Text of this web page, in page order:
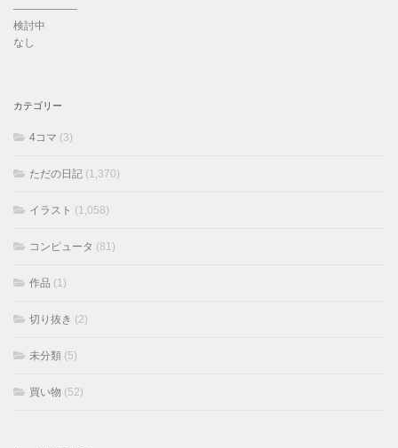
——————
検討中
なし
カテゴリー
4コマ (3)
ただの日記 (1,370)
イラスト (1,058)
コンピュータ (81)
作品 (1)
切り抜き (2)
未分類 (5)
買い物 (52)